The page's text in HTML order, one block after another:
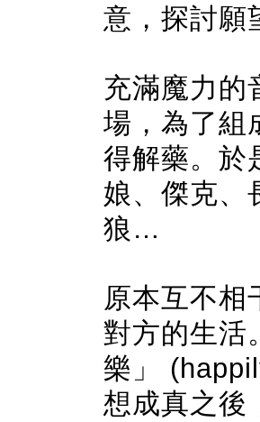
意，探討
充滿魔力的
場，為了組
得解藥。於
娘、傑克、
狼…
原本互不相
對方的生活
樂」
想成真之後